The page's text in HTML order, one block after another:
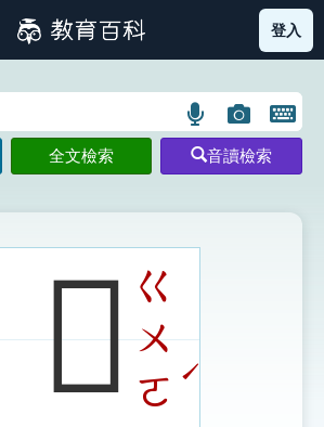
筆畫索引圖示 部首索引表圖示
登入
語
言
搜
示
圖
片
搜
開
鍵
圖
全文檢索 音讀檢索
𧖻ㄍ
ㄨ
ㄛ
ˊ